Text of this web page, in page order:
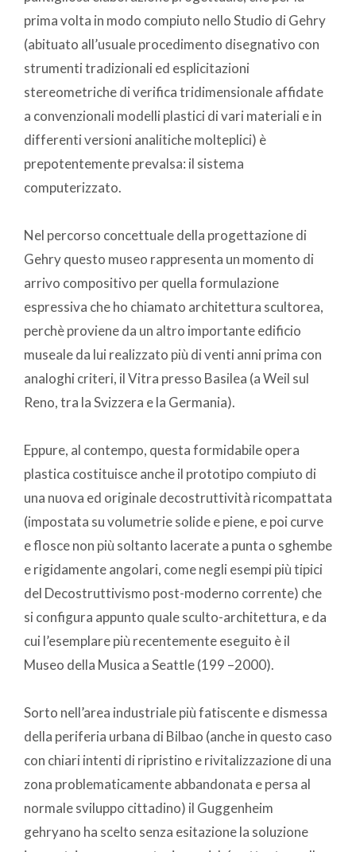
prima volta in modo compiuto nello Studio di Gehry
(abituato all’usuale procedimento disegnativo con
strumenti tradizionali ed esplicitazioni
stereometriche di verifica tridimensionale affidate
a convenzionali modelli plastici di vari materiali e in
differenti versioni analitiche molteplici) è
prepotentemente prevalsa: il sistema
computerizzato.
Nel percorso concettuale della progettazione di
Gehry questo museo rappresenta un momento di
arrivo compositivo per quella formulazione
espressiva che ho chiamato architettura scultorea,
perchè proviene da un altro importante edificio
museale da lui realizzato più di venti anni prima con
analoghi criteri, il Vitra presso Basilea (a Weil sul
Reno, tra la Svizzera e la Germania).
Eppure, al contempo, questa formidabile opera
plastica costituisce anche il prototipo compiuto di
una nuova ed originale decostruttività ricompattata
(impostata su volumetrie solide e piene, e poi curve
e flosce non più soltanto lacerate a punta o sghembe
e rigidamente angolari, come negli esempi più tipici
del Decostruttivismo post-moderno corrente) che
si configura appunto quale sculto-architettura, e da
cui l’esemplare più recentemente eseguito è il
Museo della Musica a Seattle (199 –2000).
Sorto nell’area industriale più fatiscente e dismessa
della periferia urbana di Bilbao (anche in questo caso
con chiari intenti di ripristino e rivitalizzazione di una
zona problematicamente abbandonata e persa al
normale sviluppo cittadino) il Guggenheim
gehryano ha scelto senza esitazione la soluzione